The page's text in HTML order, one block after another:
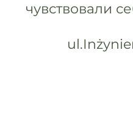
чувствовали